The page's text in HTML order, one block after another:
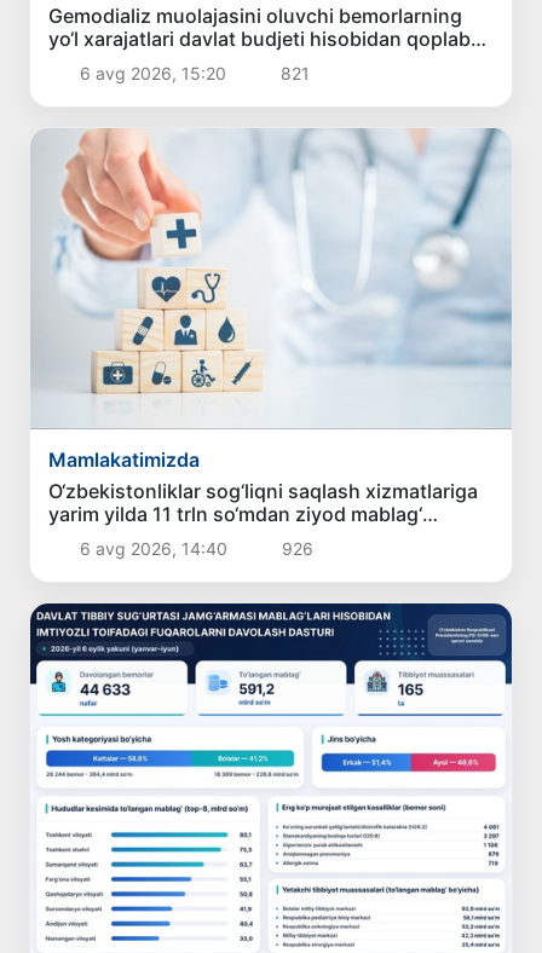
Gemodializ muolajasini oluvchi bemorlarning
yo‘l xarajatlari davlat budjeti hisobidan qoplab
berilishi mumkin
6 avg 2026, 15:20 821
Mamlakatimizda
O‘zbekistonliklar sog‘liqni saqlash xizmatlariga
yarim yilda 11 trln so‘mdan ziyod mablag‘
sarfladi
6 avg 2026, 14:40 926